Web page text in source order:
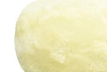
Заказ
Контакты